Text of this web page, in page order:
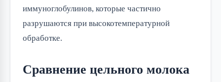
иммуноглобулинов, которые частично
разрушаются при высокотемпературной
обработке.
Сравнение цельного молока